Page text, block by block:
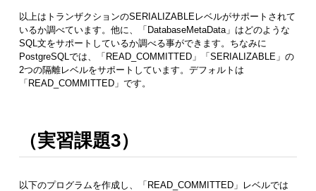
以上はトランザクションのSERIALIZABLEレベルがサポートされて
いるか調べています。他に、「DatabaseMetaData」はどのような
SQL文をサポートしているか調べる事ができます。ちなみに
PostgreSQLでは、「READ_COMMITTED」「SERIALIZABLE」の
2つの隔離レベルをサポートしています。デフォルトは
「READ_COMMITTED」です。
（実習課題3）
以下のプログラムを作成し、「READ_COMMITTED」レベルでは